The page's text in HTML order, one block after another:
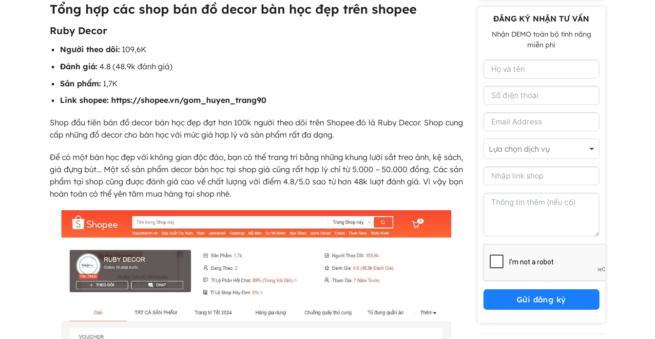
Tổng hợp các shop bán đồ decor bàn học đẹp trên shopee
Ruby Decor
Người theo dõi:109,6K
Đánh giá:4.8 (48.9k đánh giá)
Sản phẩm:1,7K
Link shopee: https://shopee.vn/gom_huyen_trang90
Shop đầu tiên bán đồ decor bàn học đẹp đạt hơn 100k người theo dõi trên Shopee đó là Ruby Decor. Shop cung
cấp những đồ decor cho bàn học với mức giá hợp lý và sản phẩm rất đa dạng.
Để có một bàn học đẹp với không gian độc đáo, bạn có thể trang trí bằng những khung lưới sắt treo ảnh, kệ sách,
giá đựng bút… Một số sản phẩm decor bàn học tại shop giá cũng rất hợp lý chỉ từ 5.000 – 50.000 đồng. Các sản
phẩm tại shop cũng được đánh giá cao về chất lượng với điểm 4.8/5.0 sao từ hơn 48k lượt đánh giá. Vì vậy bạn
hoàn toàn có thể yên tâm mua hàng tại shop nhé.
ĐĂNG KÝ NHẬN TƯ VẤN
Nhận DEMO toàn bộ tính năng
miễn phí
Gửi đăng ký